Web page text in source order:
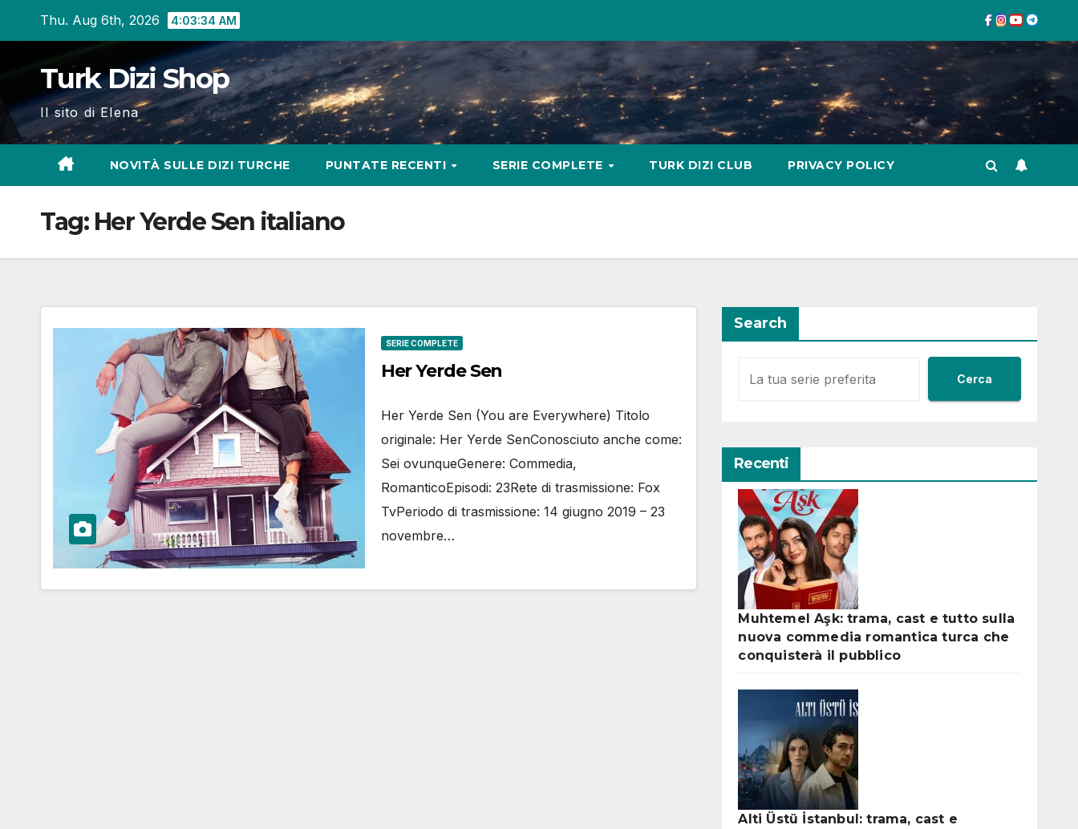
Thu. Aug 6th, 2026 4:03:35 AM
Turk Dizi Shop
Il sito di Elena
NOVITÀ SULLE DIZI TURCHE PUNTATE RECENTI SERIE COMPLETE TURK DIZI CLUB PRIVACY POLICY
Tag: Her Yerde Sen italiano
SERIE COMPLETE
Her Yerde Sen
Her Yerde Sen (You are Everywhere) Titolo
originale: Her Yerde SenConosciuto anche come:
Sei ovunqueGenere: Commedia,
RomanticoEpisodi: 23Rete di trasmissione: Fox
TvPeriodo di trasmissione: 14 giugno 2019 – 23
novembre…
Search
Cerca
Recenti
Muhtemel Aşk: trama, cast e tutto sulla
nuova commedia romantica turca che
conquisterà il pubblico
Alti Üstü İstanbul: trama, cast e